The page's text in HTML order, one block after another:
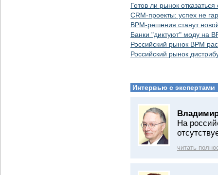
Готов ли рынок
CRM-проекты: успех не
BPM-решения станут
Банки "диктуют" моду на
Российский рынок BPM
Российский рынок
Интервью с экспертами
На
читать